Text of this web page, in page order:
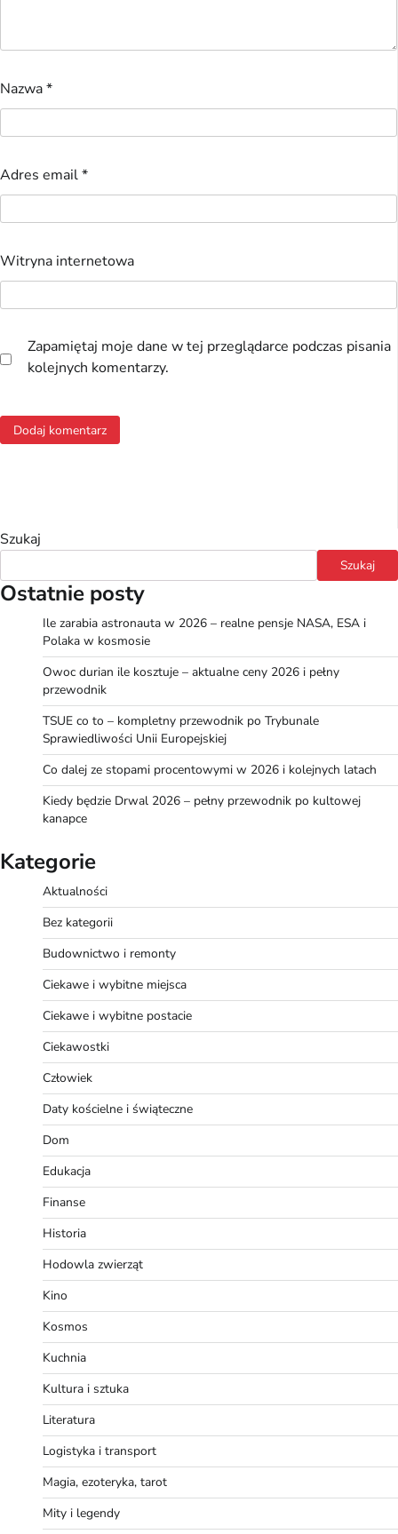
Nazwa*
Adres email*
Witryna internetowa
Zapamiętaj moje dane w tej przeglądarce podczas pisania
kolejnych komentarzy.
Szukaj
Szukaj
Ostatnie posty
Ile zarabia astronauta w 2026 – realne pensje NASA, ESA i
Polaka w kosmosie
Owoc durian ile kosztuje – aktualne ceny 2026 i pełny
przewodnik
TSUE co to – kompletny przewodnik po Trybunale
Sprawiedliwości Unii Europejskiej
Co dalej ze stopami procentowymi w 2026 i kolejnych latach
Kiedy będzie Drwal 2026 – pełny przewodnik po kultowej
kanapce
Kategorie
Aktualności
Bez kategorii
Budownictwo i remonty
Ciekawe i wybitne miejsca
Ciekawe i wybitne postacie
Ciekawostki
Człowiek
Daty kościelne i świąteczne
Dom
Edukacja
Finanse
Historia
Hodowla zwierząt
Kino
Kosmos
Kuchnia
Kultura i sztuka
Literatura
Logistyka i transport
Magia, ezoteryka, tarot
Mity i legendy